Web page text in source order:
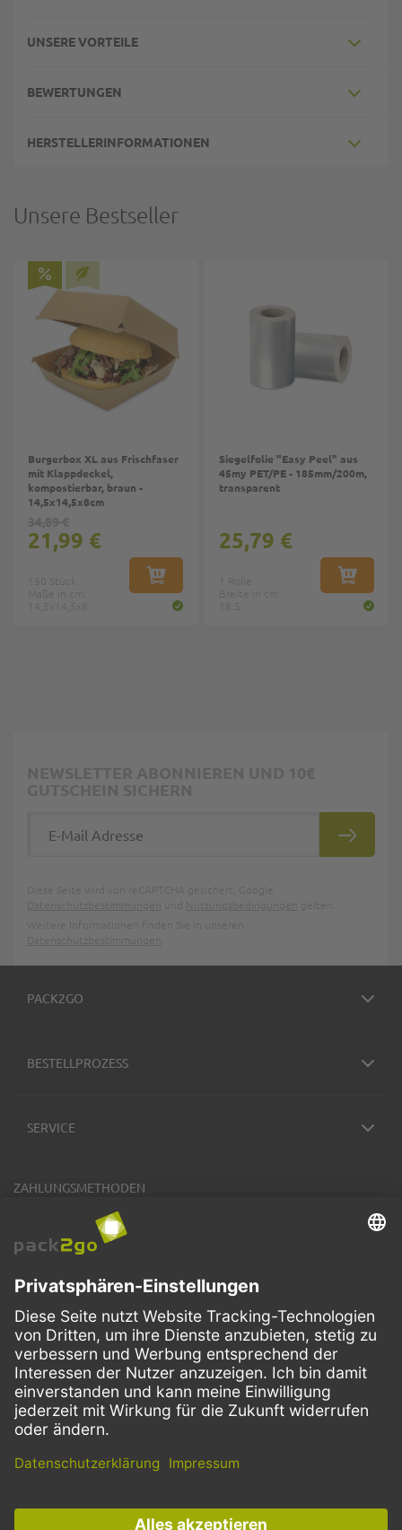
UNSERE VORTEILE
BEWERTUNGEN
HERSTELLERINFORMATIONEN
Unsere Bestseller
Burgerbox XL aus Frischfaser
mit Klappdeckel,
kompostierbar, braun -
14,5x14,5x8cm
IN DEN WARENKORB
21,99 €
Siegelfolie "Easy Peel" aus
45my PET/PE - 185mm/200m,
transparent
IN DEN
25,79 €
PACK2GO
BESTELLPROZESS
SERVICE
ZAHLUNGSMETHODEN
VERSANDARTEN
FacebookInstagramLinkedIn